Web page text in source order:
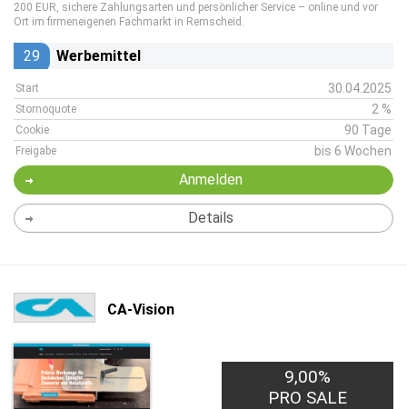
200 EUR, sichere Zahlungsarten und persönlicher Service – online und vor
Ort im firmeneigenen Fachmarkt in Remscheid.
29 Werbemittel
Start 30.04.2025
Stornoquote 2 %
Cookie 90 Tage
Freigabe bis 6 Wochen
Anmelden
Details
CA-Vision
9,00%
PRO SALE